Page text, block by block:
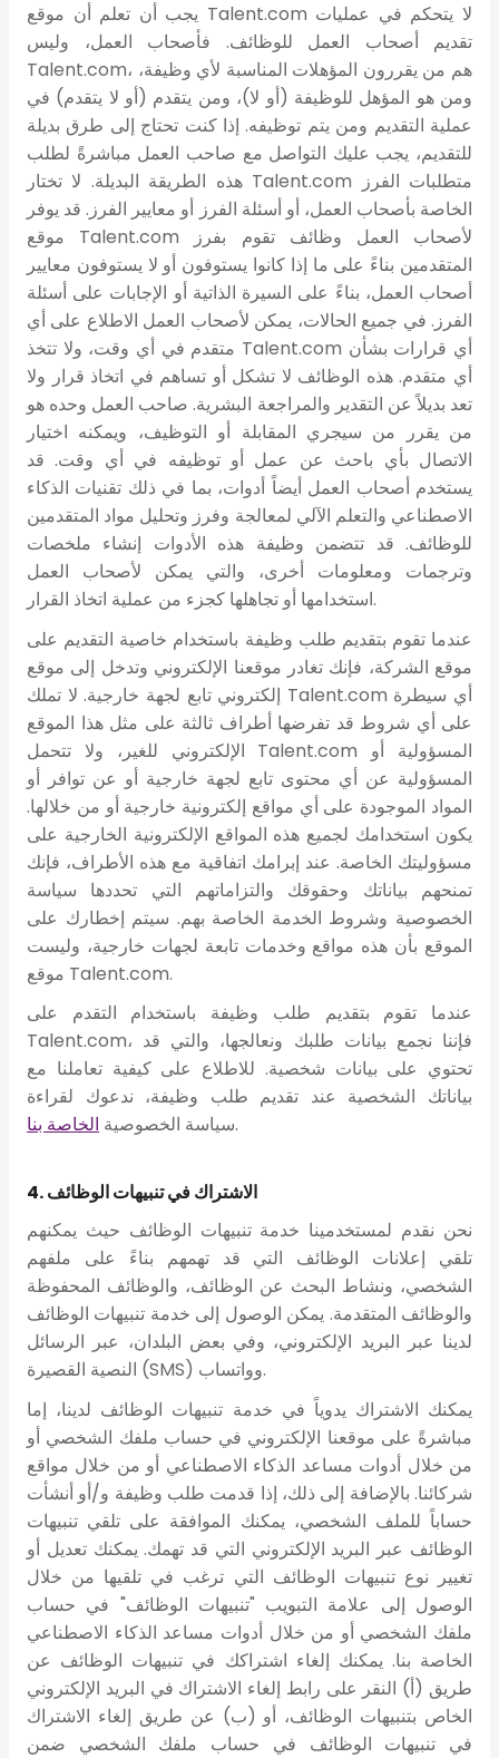
يجب أن تعلم أن موقع Talent.com لا يتحكم في عمليات
تقديم أصحاب العمل للوظائف. فأصحاب العمل، وليس
Talent.com، هم من يقررون المؤهلات المناسبة لأي وظيفة،
ومن هو المؤهل للوظيفة (أو لا)، ومن يتقدم (أو لا يتقدم) في
عملية التقديم ومن يتم توظيفه. إذا كنت تحتاج إلى طرق بديلة
للتقديم، يجب عليك التواصل مع صاحب العمل مباشرةً لطلب
هذه الطريقة البديلة. لا تختار Talent.com متطلبات الفرز
الخاصة بأصحاب العمل، أو أسئلة الفرز أو معايير الفرز. قد يوفر
موقع Talent.com لأصحاب العمل وظائف تقوم بفرز
المتقدمين بناءً على ما إذا كانوا يستوفون أو لا يستوفون معايير
أصحاب العمل، بناءً على السيرة الذاتية أو الإجابات على أسئلة
الفرز. في جميع الحالات، يمكن لأصحاب العمل الاطلاع على أي
متقدم في أي وقت، ولا تتخذ Talent.com أي قرارات بشأن
أي متقدم. هذه الوظائف لا تشكل أو تساهم في اتخاذ قرار ولا
تعد بديلاً عن التقدير والمراجعة البشرية. صاحب العمل وحده هو
من يقرر من سيجري المقابلة أو التوظيف، ويمكنه اختيار
الاتصال بأي باحث عن عمل أو توظيفه في أي وقت. قد
يستخدم أصحاب العمل أيضاً أدوات، بما في ذلك تقنيات الذكاء
الاصطناعي والتعلم الآلي لمعالجة وفرز وتحليل مواد المتقدمين
للوظائف. قد تتضمن وظيفة هذه الأدوات إنشاء ملخصات
وترجمات ومعلومات أخرى، والتي يمكن لأصحاب العمل
استخدامها أو تجاهلها كجزء من عملية اتخاذ القرار.
عندما تقوم بتقديم طلب وظيفة باستخدام خاصية التقديم على
موقع الشركة، فإنك تغادر موقعنا الإلكتروني وتدخل إلى موقع
إلكتروني تابع لجهة خارجية. لا تملك Talent.com أي سيطرة
على أي شروط قد تفرضها أطراف ثالثة على مثل هذا الموقع
الإلكتروني للغير، ولا تتحمل Talent.com المسؤولية أو
المسؤولية عن أي محتوى تابع لجهة خارجية أو عن توافر أو
المواد الموجودة على أي مواقع إلكترونية خارجية أو من خلالها.
يكون استخدامك لجميع هذه المواقع الإلكترونية الخارجية على
مسؤوليتك الخاصة. عند إبرامك اتفاقية مع هذه الأطراف، فإنك
تمنحهم بياناتك وحقوقك والتزاماتهم التي تحددها سياسة
الخصوصية وشروط الخدمة الخاصة بهم. سيتم إخطارك على
الموقع بأن هذه مواقع وخدمات تابعة لجهات خارجية، وليست
موقع Talent.com.
عندما تقوم بتقديم طلب وظيفة باستخدام التقدم على
Talent.com، فإننا نجمع بيانات طلبك ونعالجها، والتي قد
تحتوي على بيانات شخصية. للاطلاع على كيفية تعاملنا مع
بياناتك الشخصية عند تقديم طلب وظيفة، ندعوك لقراءة
سياسة الخصوصية الخاصة بنا .
4. الاشتراك في تنبيهات الوظائف
نحن نقدم لمستخدمينا خدمة تنبيهات الوظائف حيث يمكنهم
تلقي إعلانات الوظائف التي قد تهمهم بناءً على ملفهم
الشخصي، ونشاط البحث عن الوظائف، والوظائف المحفوظة
والوظائف المتقدمة. يمكن الوصول إلى خدمة تنبيهات الوظائف
لدينا عبر البريد الإلكتروني، وفي بعض البلدان، عبر الرسائل
النصية القصيرة (SMS) وواتساب.
يمكنك الاشتراك يدوياً في خدمة تنبيهات الوظائف لدينا، إما
مباشرةً على موقعنا الإلكتروني في حساب ملفك الشخصي أو
من خلال أدوات مساعد الذكاء الاصطناعي أو من خلال مواقع
شركائنا. بالإضافة إلى ذلك، إذا قدمت طلب وظيفة و/أو أنشأت
حساباً للملف الشخصي، يمكنك الموافقة على تلقي تنبيهات
الوظائف عبر البريد الإلكتروني التي قد تهمك. يمكنك تعديل أو
تغيير نوع تنبيهات الوظائف التي ترغب في تلقيها من خلال
الوصول إلى علامة التبويب "تنبيهات الوظائف" في حساب
ملفك الشخصي أو من خلال أدوات مساعد الذكاء الاصطناعي
الخاصة بنا. يمكنك إلغاء اشتراكك في تنبيهات الوظائف عن
طريق (أ) النقر على رابط إلغاء الاشتراك في البريد الإلكتروني
الخاص بتنبيهات الوظائف، أو (ب) عن طريق إلغاء الاشتراك
في تنبيهات الوظائف في حساب ملفك الشخصي ضمن